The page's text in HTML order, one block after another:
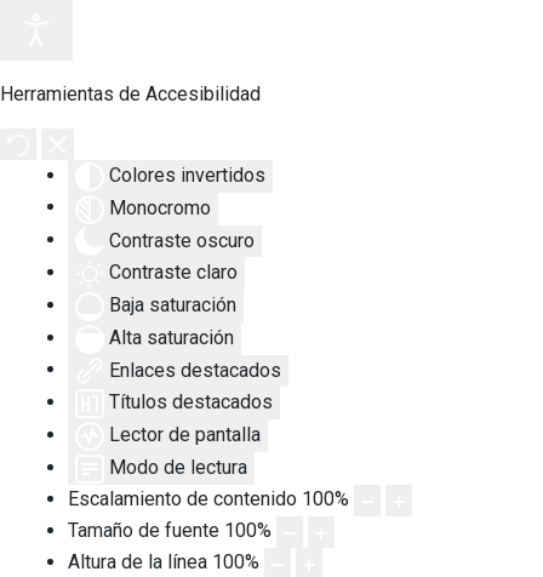
Herramientas de Accesibilidad
Colores invertidos
Monocromo
Contraste oscuro
Contraste claro
Baja saturación
Alta saturación
Enlaces destacados
Títulos destacados
Lector de pantalla
Modo de lectura
Escalamiento de contenido 100%
Tamaño de fuente 100%
Altura de la línea 100%